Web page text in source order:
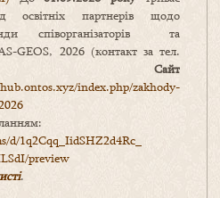
освітніх партнерів щодо
співорганізаторів та
GEOS, 2026 (контакт за тел.
Сайт
index.php/zakhody-
d/1q2Cqq_IidSHZ2d4Rc_
preview
.